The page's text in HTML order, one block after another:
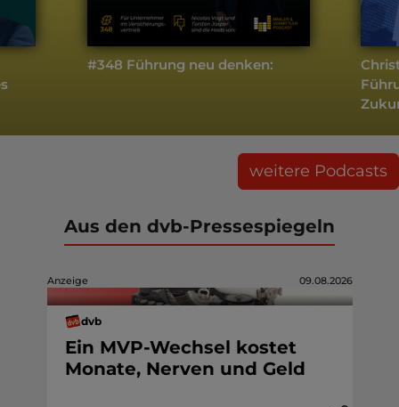
#348 Führung neu denken:
weitere Podcasts
Aus den dvb-Pressespiegeln
Anzeige 09.08.2026
dvb
Ein MVP-Wechsel kostet
Monate, Nerven und Geld